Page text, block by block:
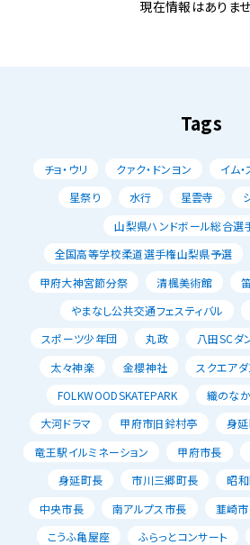
現在情報はありま
Tags
チョ・ウリ クァク・ドンヨン イム
星祭り
水行 星雲寺
山梨県ハンドボール総合選
全国高等学校柔道選手権山梨県予選
甲府大神宮節分祭
清楓美術館
やまなし公共交通フェスティバル
スポーツ少年団
丸政 八田SCダ
太々神楽
金櫻神社 スクエアダ
FOLKWOODSKATEPARK
織のな
大河ドラマ
甲府市旧鈴村亭
身
竜王駅イルミネーション
甲府市長
身延町長
市川三郷町長 昭
中央市長
南アルプス市長 韮崎
こうふ亀屋座
ふらっとコンサート